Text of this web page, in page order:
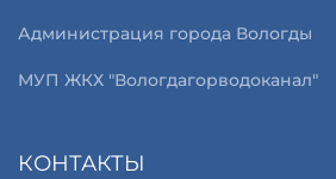
Администрация города Вологды
МУП ЖКХ "Вологдагорводоканал"
КОНТАКТЫ